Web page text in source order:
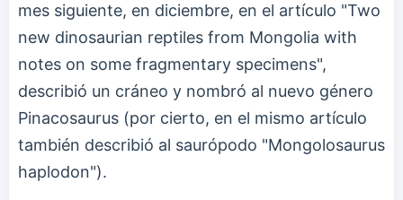
mes siguiente, en diciembre, en el artículo "Two
new dinosaurian reptiles from Mongolia with
notes on some fragmentary specimens",
describió un cráneo y nombró al nuevo género
Pinacosaurus (por cierto, en el mismo artículo
también describió al saurópodo "Mongolosaurus
haplodon").